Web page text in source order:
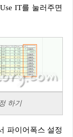
IT를 눌러주면
하기